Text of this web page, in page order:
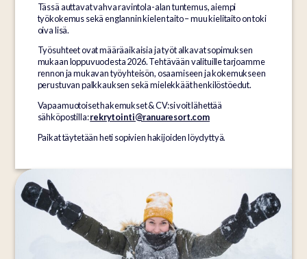
Tässä auttavat vahva ravintola-alan tuntemus, aiempi
työkokemus sekä englannin kielen taito – muu kielitaito on toki
oiva lisä.
Työsuhteet ovat määräaikaisia ja työt alkavat sopimuksen
mukaan loppuvuodesta 2026. Tehtävään valituille tarjoamme
rennon ja mukavan työyhteisön, osaamiseen ja kokemukseen
perustuvan palkkauksen sekä mielekkäät henkilöstöedut.
Vapaamuotoiset hakemukset & CV:si voit lähettää
sähköpostilla:rekrytointi@ranuaresort.com
Paikat täytetään heti sopivien hakijoiden löydyttyä.